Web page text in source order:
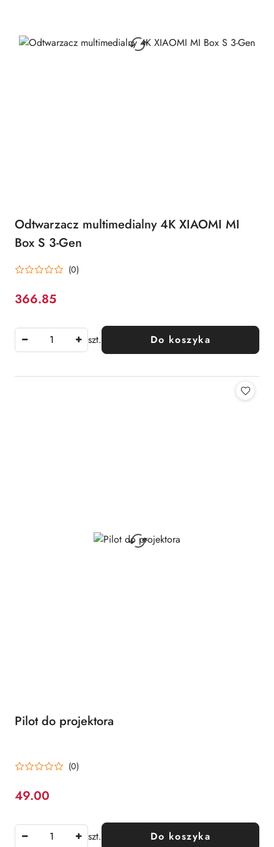
Odtwarzacz multimedialny 4K XIAOMI MI
Box S 3-Gen
(0)
Cena:
366.85
szt. Do koszyka
Pilot do projektora
(0)
Cena:
49.00
szt. Do koszyka